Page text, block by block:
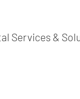
Services &